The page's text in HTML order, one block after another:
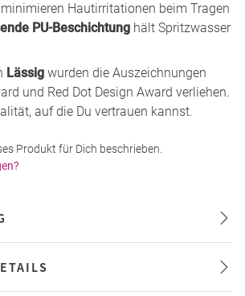
minimieren Hautirritationen beim Tragen
PU-Beschichtung hält Spritzwasser
Lässig wurden die Auszeichnungen
und Red Dot Design Award verliehen.
auf die Du vertrauen kannst.
Produkt für Dich beschrieben.